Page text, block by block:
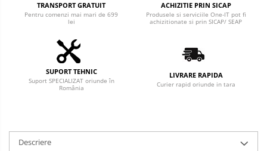
TRANSPORT GRATUIT
Pentru comenzi mai mari de 699
lei
ACHIZITIE PRIN SICAP
Produsele si serviciile One-IT pot fi
achizitionate si prin SICAP/ SEAP
SUPORT TEHNIC
Suport SPECIALIZAT oriunde în
România
LIVRARE RAPIDA
Curier rapid oriunde in tara
Descriere